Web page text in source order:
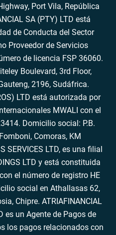
Port Vila, República
SA (PTY) LTD está
de Conducta del Sector
Proveedor de Servicios
de licencia FSP 36060.
Boulevard, 3rd Floor,
2196, Sudáfrica.
LTD está autorizada por
MWALI con el
Domicilio social: P.B.
Comoras, KM
SERVICES LTD, es una filial
LTD y está constituida
el número de registro HE
social en Athallasas 62,
Chipre. ATRIAFINANCIAL
es un Agente de Pagos de
los pagos relacionados con